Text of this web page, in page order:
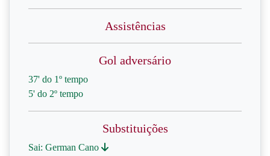
Assistências
Gol adversário
37' do 1º tempo
5' do 2º tempo
Substituições
Sai: German Cano